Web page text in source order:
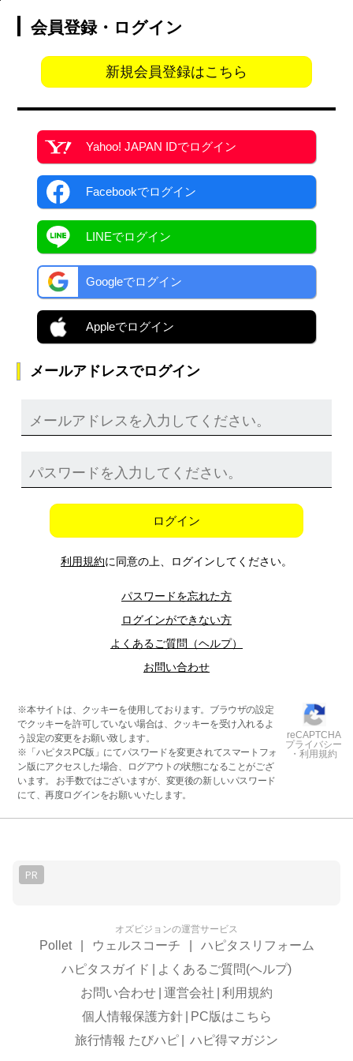
会員登録・ログイン
新規会員登録はこちら
Yahoo! JAPAN IDでログイン
Facebookでログイン
LINEでログイン
Googleでログイン
Appleでログイン
メールアドレスでログイン
ログイン
利用規約に同意の上、ログインしてください。
パスワードを忘れた方
ログインができない方
よくあるご質問（ヘルプ）
お問い合わせ
※本サイトは、クッキーを使用しております。ブラウザの設定
でクッキーを許可していない場合は、クッキーを受け入れるよ
う設定の変更をお願い致します。
※「ハピタスPC版」にてパスワードを変更されてスマートフォ
ン版にアクセスした場合、ログアウトの状態になることがござ
います。 お手数ではございますが、変更後の新しいパスワード
にて、再度ログインをお願いいたします。
reCAPTCHA
プライバシー
・利用規約
PR
オズビジョンの運営サービス
Pollet ウェルスコーチ
ハピタスリフォーム
ハピタスガイド
よくあるご質問(ヘルプ)
お問い合わせ 運営会社
利用規約
個人情報保護方針
PC版はこちら
旅行情報 たびハピ
ハピ得マガジン